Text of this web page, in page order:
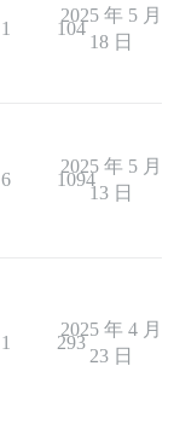
1 104
2025 年 5 月
18 日
6 1094
2025 年 5 月
13 日
1 293
2025 年 4 月
23 日